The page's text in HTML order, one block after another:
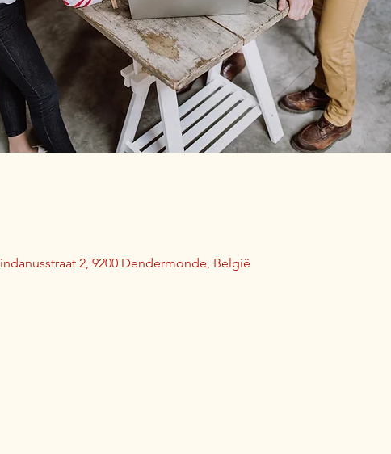
2, 9200 Dendermonde, België